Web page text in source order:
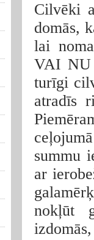
Cilvēki
domās,
lai
VAI NU
turīgi
atradīs
summu
ar
nokļūt